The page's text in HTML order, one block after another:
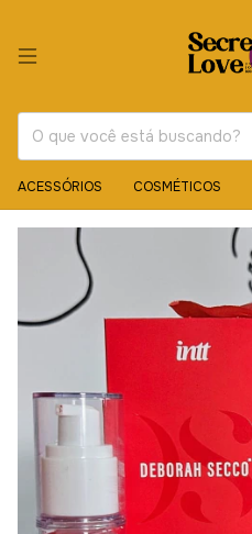
ACESSÓRIOS COSMÉTICOS